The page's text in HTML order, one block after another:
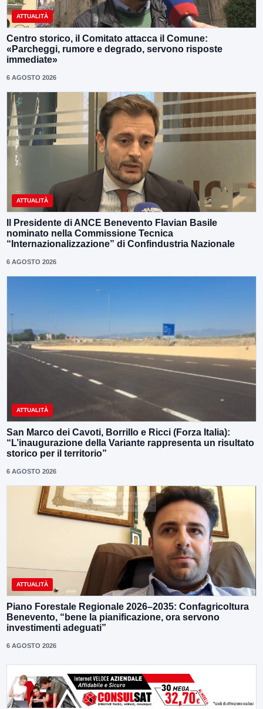
ATTUALITÀ
Centro storico, il Comitato attacca il Comune:
«Parcheggi, rumore e degrado, servono risposte
immediate»
6 AGOSTO 2026
ATTUALITÀ
Il Presidente di ANCE Benevento Flavian Basile
nominato nella Commissione Tecnica
“Internazionalizzazione” di Confindustria Nazionale
6 AGOSTO 2026
ATTUALITÀ
San Marco dei Cavoti, Borrillo e Ricci (Forza Italia):
“L’inaugurazione della Variante rappresenta un risultato
storico per il territorio”
6 AGOSTO 2026
ATTUALITÀ
Piano Forestale Regionale 2026–2035: Confagricoltura
Benevento, “bene la pianificazione, ora servono
investimenti adeguati”
6 AGOSTO 2026